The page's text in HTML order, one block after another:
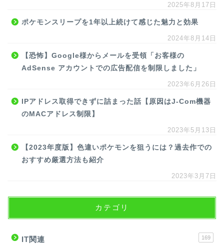
2025年8月17日
ポケモンスリープを1年以上続けて感じた魅力と効果
2024年8月14日
【恐怖】Google様からメールを受領「お客様の
AdSense アカウントでの広告配信を制限しました」
2023年6月26日
IPアドレス取得できずに詰まった話【原因はJ-Com機器
のMACアドレス制限】
2023年5月13日
【2023年度版】色違いポケモンを狙うには？過去作での
おすすめ厳選方法も紹介
2023年3月7日
カテゴリ
IT関連 169